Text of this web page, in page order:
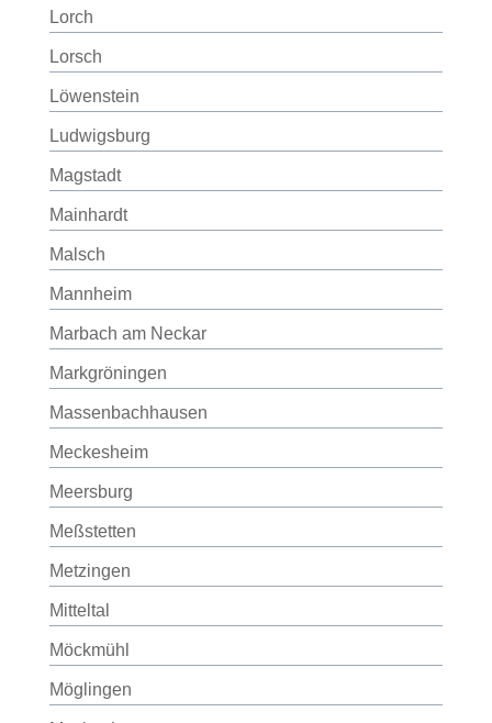
Lorch
Lorsch
Löwenstein
Ludwigsburg
Magstadt
Mainhardt
Malsch
Mannheim
Marbach am Neckar
Markgröningen
Massenbachhausen
Meckesheim
Meersburg
Meßstetten
Metzingen
Mitteltal
Möckmühl
Möglingen